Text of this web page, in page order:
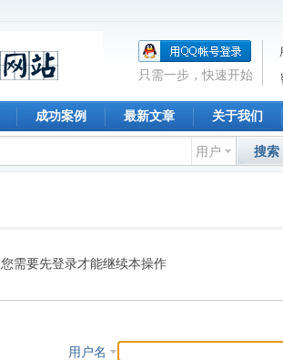
只需一步，快速开始
成功案例 最新文章 关于我们
用户 搜索
您需要先登录才能继续本操作
用户名